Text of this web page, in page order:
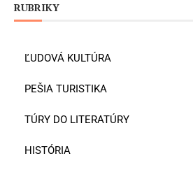
RUBRIKY
ĽUDOVÁ KULTÚRA
PEŠIA TURISTIKA
TÚRY DO LITERATÚRY
HISTÓRIA